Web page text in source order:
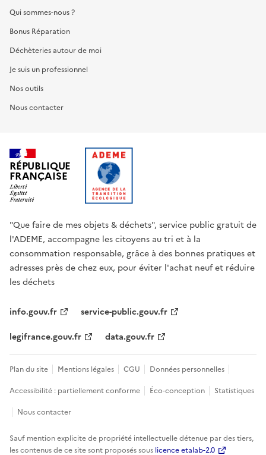
Qui sommes-nous ?
Bonus Réparation
Déchèteries autour de moi
Je suis un professionnel
Nos outils
Nous contacter
RÉPUBLIQUE
FRANÇAISE
"Que faire de mes objets & déchets", service public gratuit de
l'ADEME, accompagne les citoyens au tri et à la
consommation responsable, grâce à des bonnes pratiques et
adresses près de chez eux, pour éviter l'achat neuf et réduire
les déchets
info.gouv.fr
service-public.gouv.fr
legifrance.gouv.fr
data.gouv.fr
Plan du site Mentions légales CGU
Données personnelles
Accessibilité : partiellement conforme
Éco-conception
Statistiques
Nous contacter
Sauf mention explicite de propriété intellectuelle détenue par des tiers,
les contenus de ce site sont proposés sous licence etalab-2.0